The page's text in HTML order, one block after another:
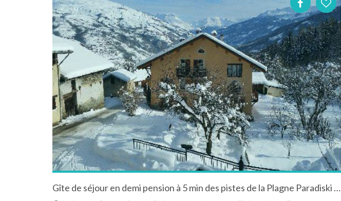
Gîte de séjour en demi pension à 5 min des pistes de la Plagne Paradiski en Savoie